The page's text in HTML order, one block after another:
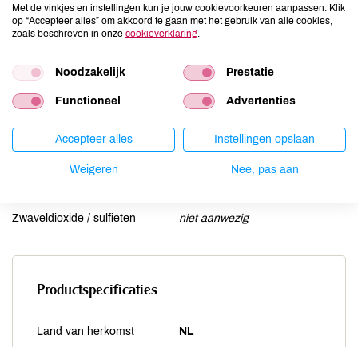
Lactose
niet aanwezig
Lupine
niet aanwezig
Noten
niet aanwezig
Schaaldieren
niet aanwezig
Selderij
niet aanwezig
Sesam
niet aanwezig
Soja
niet aanwezig
niet aanwezig
Zwaveldioxide / sulfieten
niet aanwezig
Productspecificaties
Land van herkomst NL
Met de vinkjes en instellingen kun je jouw cookievoorkeuren aanpassen. Klik
op “Accepteer alles” om akkoord te gaan met het gebruik van alle cookies,
zoals beschreven in onze cookieverklaring
Noodzakelijk Prestatie
Functioneel Advertenties
Accepteer alles Instellingen opslaan
Weigeren Nee, pas aan